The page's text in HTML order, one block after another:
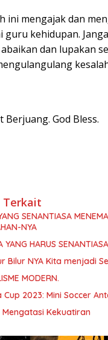
ini mengajak dan
guru kehidupan.
dan lupakan
Berjuang. God Bless.
Terkait
SENANTIASA
NYA
YANG HARUS
Bilur NYA Kita menjadi
MODERN.
Cup 2023: Mini Soccer
Mengatasi Kekuatiran